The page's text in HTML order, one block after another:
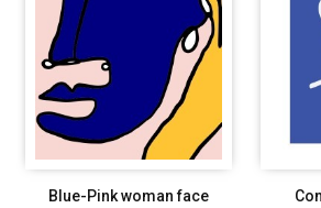
Blue-Pink woman face